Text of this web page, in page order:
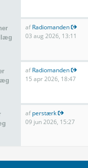
afRadiomanden
03 aug 2026, 13:11
afRadiomanden
15 apr 2026, 18:47
afperstærk
09 jun 2026, 15:27